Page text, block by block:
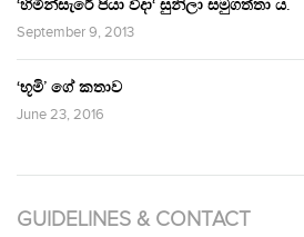
‘හිමින්සැරේ පියා විදා‘ සුනිලා සමුගත්තා ය.
September 9, 2013
‘භූමි’ ගේ කතාව
June 23, 2016
GUIDELINES & CONTACT